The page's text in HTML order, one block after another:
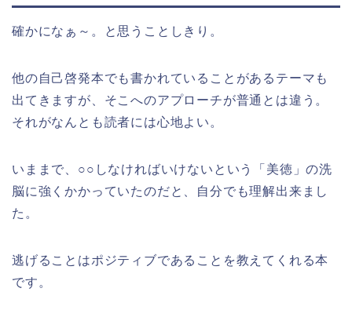
確かになぁ～。と思うことしきり。
他の自己啓発本でも書かれていることがあるテーマも
出てきますが、そこへのアプローチが普通とは違う。
それがなんとも読者には心地よい。
いままで、○○しなければいけないという「美徳」の洗
脳に強くかかっていたのだと、自分でも理解出来まし
た。
逃げることはポジティブであることを教えてくれる本
です。